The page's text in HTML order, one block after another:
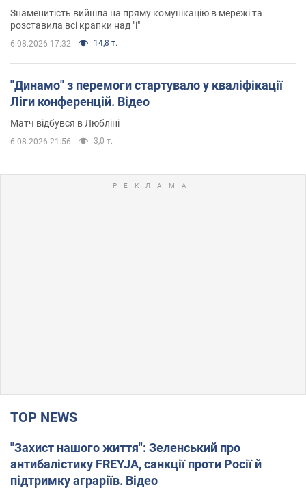
Знаменитість вийшла на пряму комунікацію в мережі та
розставила всі крапки над "і"
6.08.2026 17:32 14,8 т.
"Динамо" з перемоги стартувало у кваліфікації
Ліги конференцій. Відео
Матч відбувся в Любліні
6.08.2026 21:56 3,0 т.
TOP NEWS
"Захист нашого життя": Зеленський про
антибалістику FREYJA, санкції проти Росії й
підтримку аграріїв. Відео